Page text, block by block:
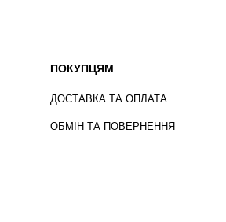
ДОСТАВКА ТА ОПЛАТА
ОБМІН ТА ПОВЕРНЕННЯ
ПОКУПЦЯМ